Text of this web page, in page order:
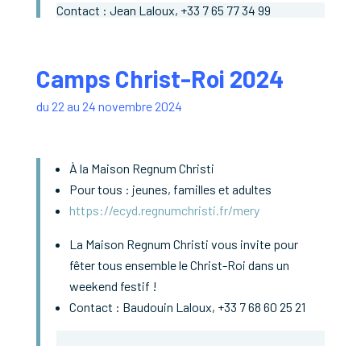
Contact : Jean Laloux, +33 7 65 77 34 99
Camps Christ-Roi 2024
du 22 au 24 novembre 2024
À la Maison Regnum Christi
Pour tous : jeunes, familles et adultes
https://ecyd.regnumchristi.fr/mery
La Maison Regnum Christi vous invite pour
fêter tous ensemble le Christ-Roi dans un
weekend festif !
Contact : Baudouin Laloux, +33 7 68 60 25 21